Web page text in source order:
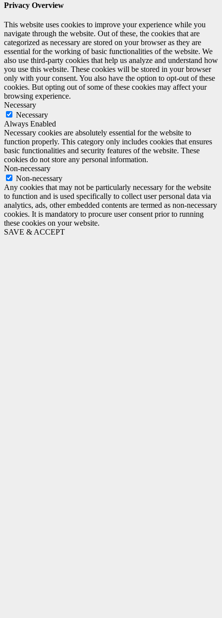
Privacy Overview
This website uses cookies to improve your experience while you
navigate through the website. Out of these, the cookies that are
categorized as necessary are stored on your browser as they are
essential for the working of basic functionalities of the website. We
also use third-party cookies that help us analyze and understand how
you use this website. These cookies will be stored in your browser
only with your consent. You also have the option to opt-out of these
cookies. But opting out of some of these cookies may affect your
browsing experience.
Necessary
Necessary
Always Enabled
Necessary cookies are absolutely essential for the website to
function properly. This category only includes cookies that ensures
basic functionalities and security features of the website. These
cookies do not store any personal information.
Non-necessary
Non-necessary
Any cookies that may not be particularly necessary for the website
to function and is used specifically to collect user personal data via
analytics, ads, other embedded contents are termed as non-necessary
cookies. It is mandatory to procure user consent prior to running
these cookies on your website.
SAVE & ACCEPT